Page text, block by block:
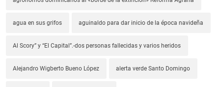
agua en sus grifos aguinaldo para dar inicio de la época navideña
Al Scory” y “El Capital”.-dos personas fallecidas y varios heridos
Alejandro Wigberto Bueno López alerta verde Santo Domingo